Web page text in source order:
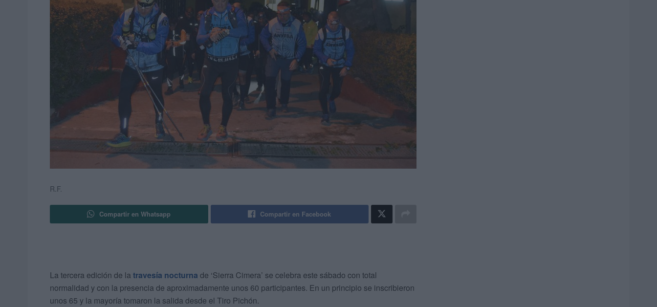
R.F.
Compartir en Whatsapp Compartir en Facebook
La tercera edición de la travesía nocturna de ‘Sierra Cimera’ se celebra este sábado con total
normalidad y con la presencia de aproximadamente unos 60 participantes. En un principio se inscribieron
unos 65 y la mayoría tomaron la salida desde el Tiro Pichón.